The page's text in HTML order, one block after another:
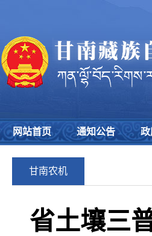
网站首页 通知公告 政
甘南农机
省土壤三